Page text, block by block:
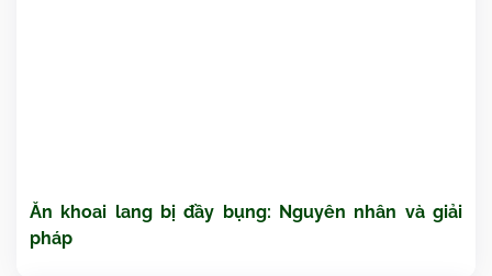
Ăn khoai lang bị đầy bụng: Nguyên nhân và giải
pháp